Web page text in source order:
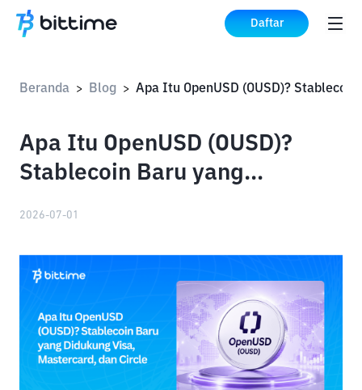
Daftar
Beranda > Blog >
Apa Itu OpenUSD (OUSD)?
Stablecoin Baru yang
2026-07-01